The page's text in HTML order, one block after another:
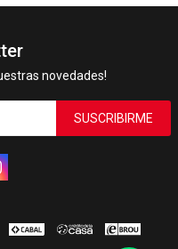
novedades!
SUSCRIBIRME